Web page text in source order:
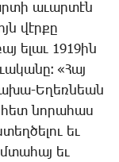
ա­ւար­տէն
վէր­քը
ե­լաւ 1919ին
«­Հայ
Ե­ղեռ­նեան
հետ նո­րա­հաս
եւ
եւ